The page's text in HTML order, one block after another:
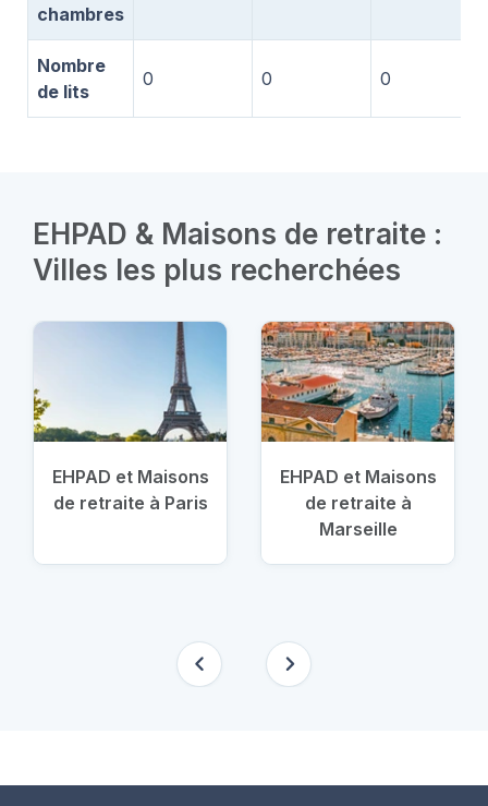
chambres
Nombre
de lits
0 0 0
EHPAD & Maisons de retraite :
Villes les plus recherchées
EHPAD et Maisons
de retraite à Paris
EHPAD et Maisons
de retraite à
Marseille